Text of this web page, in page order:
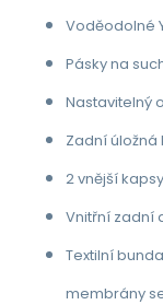
Voděodolné
Pásky na
Nastavitelný
Zadní úložná
2 vnější
Vnitřní zadní
Textilní
membrány